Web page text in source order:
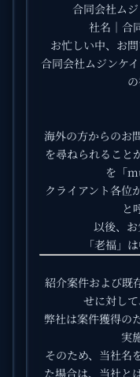
合同会社ム
社名｜合
お忙しい中、お
合同会社ムジンケ
海外の方からのお
を尋ねられること
を「
クライアント各位
と
以後、お
「老福」
紹介案件および既
せに対して
弊社は案件獲得の
実
そのため、当社名
た場合は、当社と